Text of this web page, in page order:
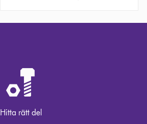
Hitta rätt del